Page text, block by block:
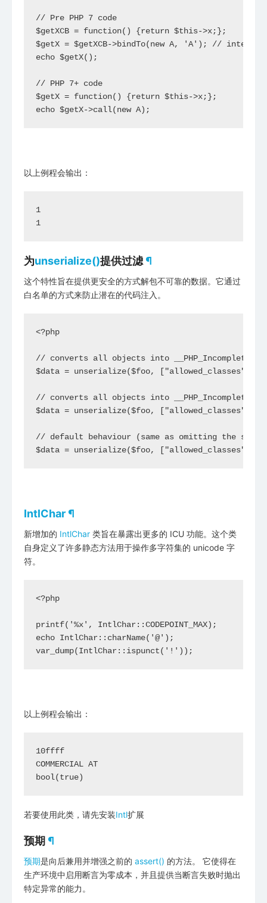
// Pre PHP 7 code
$getXCB = function() {return $this->x;};
$getX = $getXCB->bindTo(new A, 'A'); //
echo $getX();
// PHP 7+ code
$getX = function() {return $this->x;};
echo $getX->call(new A);
以上例程会输出：
1
为unserialize()提供过滤 ¶
这个特性旨在提供更安全的方式解包不可靠的数据。它通过
白名单的方式来防止潜在的代码注入。
<?php
// converts all objects into
$data = unserialize($foo, ["allowed_classes"
// converts all objects into
$data = unserialize($foo, ["allowed_classes" =>
// default behaviour (same as omitting the
$data = unserialize($foo, ["allowed_classes"
IntlChar ¶
新增加的 IntlChar 类旨在暴露出更多的 ICU 功能。这个类
自身定义了许多静态方法用于操作多字符集的 unicode 字
符。
<?php
printf('%x', IntlChar::CODEPOINT_MAX);
echo IntlChar::charName('@');
var_dump(IntlChar::ispunct('!'));
以上例程会输出：
10ffff
COMMERCIAL AT
若要使用此类，请先安装Intl扩展
预期 ¶
预期是向后兼用并增强之前的 assert() 的方法。 它使得在
生产环境中启用断言为零成本，并且提供当断言失败时抛出
特定异常的能力。